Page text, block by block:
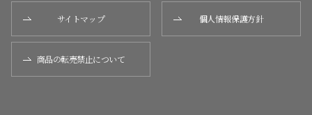
サイトマップ 個人情報保護方針
商品の転売禁止について